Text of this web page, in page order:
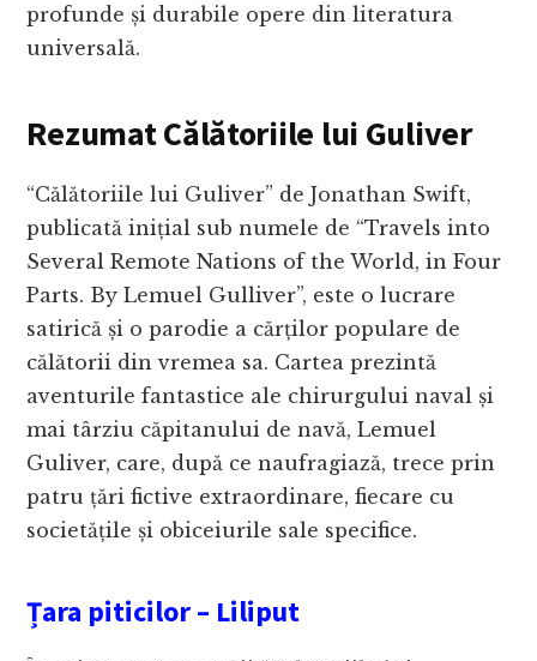
profunde și durabile opere din literatura
universală.
Rezumat Călătoriile lui Guliver
“Călătoriile lui Guliver” de Jonathan Swift,
publicată inițial sub numele de “Travels into
Several Remote Nations of the World, in Four
Parts. By Lemuel Gulliver”, este o lucrare
satirică și o parodie a cărților populare de
călătorii din vremea sa. Cartea prezintă
aventurile fantastice ale chirurgului naval și
mai târziu căpitanului de navă, Lemuel
Guliver, care, după ce naufragiază, trece prin
patru țări fictive extraordinare, fiecare cu
societățile și obiceiurile sale specifice.
Țara piticilor – Liliput